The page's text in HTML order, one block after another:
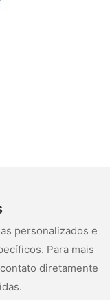
personalizados e
Para mais
diretamente